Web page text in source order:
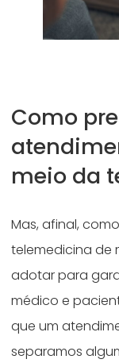
Como
meio da
Mas, afinal,
telemedicina de
adotar para
médico e
que um
separamos